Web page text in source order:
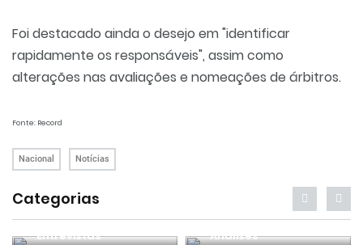
Foi destacado ainda o desejo em "identificar
rapidamente os responsáveis", assim como
alterações nas avaliações e nomeações de árbitros.
Fonte: Record
Nacional Notícias
Categorias
Entrevistas Análises